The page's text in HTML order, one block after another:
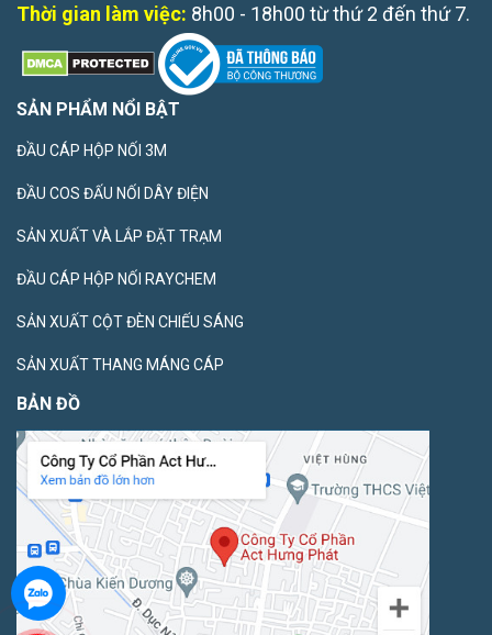
Thời gian làm việc: 8h00 - 18h00 từ thứ 2 đến thứ 7.
SẢN PHẨM NỔI BẬT
ĐẦU CÁP HỘP NỐI 3M
ĐẦU COS ĐẤU NỐI DÂY ĐIỆN
SẢN XUẤT VÀ LẮP ĐẶT TRẠM
ĐẦU CÁP HỘP NỐI RAYCHEM
SẢN XUẤT CỘT ĐÈN CHIẾU SÁNG
SẢN XUẤT THANG MÁNG CÁP
BẢN ĐỒ